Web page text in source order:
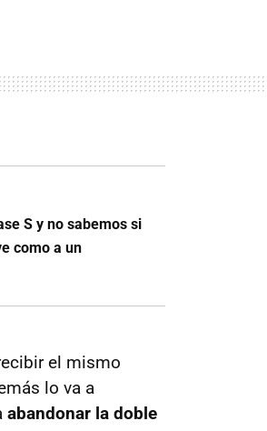
S y no sabemos si
como a un
el mismo
lo va a
abandonar la doble